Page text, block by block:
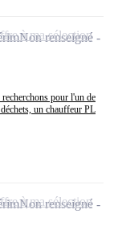
pour l'un de
un chauffeur PL
Non renseigné
à ma sélection
Non renseigné
à ma sélection